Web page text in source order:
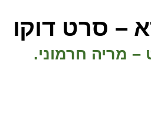
– סרט דוקו
– מריה חרמוני.